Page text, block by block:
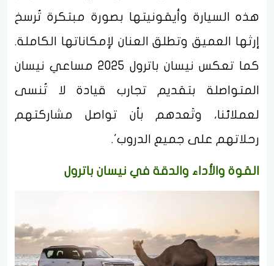
هذه السيارة وأيقونيتها بصورة مبتكرة تُرسخ
إرثها العميق وتطلق العنان لإمكاناتها الكاملة.
كما تعكس نيسان باترول 2025 مساعي نيسان
المتواصلة بتقديم تجارب قيادة لا تُنسى
لعملائنا، وتَعدهم بأن تواصل مشاركتهم
رحلاتهم على جميع الدروب'.
القوة والأداء والدقة في نيسان باترول